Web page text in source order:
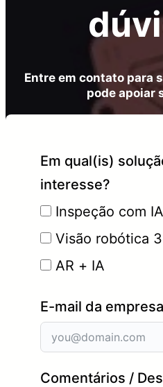
Entre em contato para
pode apoiar
Em qual(is)
interesse?
Inspeção com IA
Visão robótica
AR + IA
E-mail da empresa
Comentários /